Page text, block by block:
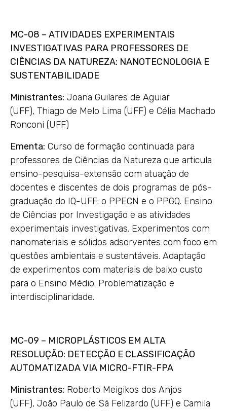
MC-08 – ATIVIDADES EXPERIMENTAIS
INVESTIGATIVAS PARA PROFESSORES DE
CIÊNCIAS DA NATUREZA: NANOTECNOLOGIA E
SUSTENTABILIDADE
Ministrantes: Joana Guilares de Aguiar
(UFF), Thiago de Melo Lima (UFF) e Célia Machado
Ronconi (UFF)
Ementa: Curso de formação continuada para
professores de Ciências da Natureza que articula
ensino-pesquisa-extensão com atuação de
docentes e discentes de dois programas de pós-
graduação do IQ-UFF: o PPECN e o PPGQ. Ensino
de Ciências por Investigação e as atividades
experimentais investigativas. Experimentos com
nanomateriais e sólidos adsorventes com foco em
questões ambientais e sustentáveis. Adaptação
de experimentos com materiais de baixo custo
para o Ensino Médio. Problematização e
interdisciplinaridade.
MC-09 – MICROPLÁSTICOS EM ALTA
RESOLUÇÃO: DETECÇÃO E CLASSIFICAÇÃO
AUTOMATIZADA VIA MICRO-FTIR-FPA
Ministrantes: Roberto Meigikos dos Anjos
(UFF), João Paulo de Sá Felizardo (UFF) e Camila